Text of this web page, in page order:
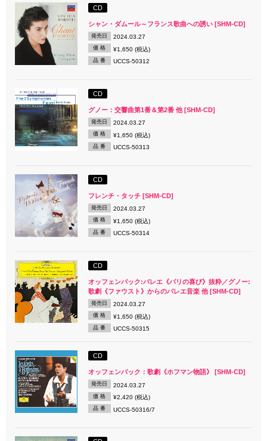
CD
シャン・ダムール～フランス歌曲への誘い [SHM-CD]
発売日 2024.03.27
価 格 ¥1,650 (税込)
品 番 UCCS-50312
CD
グノー：交響曲第1番＆第2番 他 [SHM-CD]
発売日 2024.03.27
価 格 ¥1,650 (税込)
品 番 UCCS-50313
CD
フレンチ・タッチ [SHM-CD]
発売日 2024.03.27
価 格 ¥1,650 (税込)
品 番 UCCS-50314
CD
オッフェンバック:バレエ《パリの喜び》抜粋／グノー:
歌劇《ファウスト》からのバレエ音楽 他 [SHM-CD]
発売日 2024.03.27
価 格 ¥1,650 (税込)
品 番 UCCS-50315
CD
オッフェンバック：歌劇《ホフマン物語》 [SHM-CD]
発売日 2024.03.27
価 格 ¥2,420 (税込)
品 番 UCCS-50316/7